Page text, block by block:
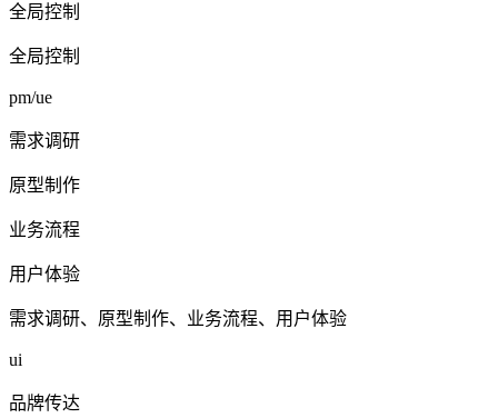
全局控制
全局控制
pm/ue
需求调研
原型制作
业务流程
用户体验
需求调研、原型制作、业务流程、用户体验
ui
品牌传达